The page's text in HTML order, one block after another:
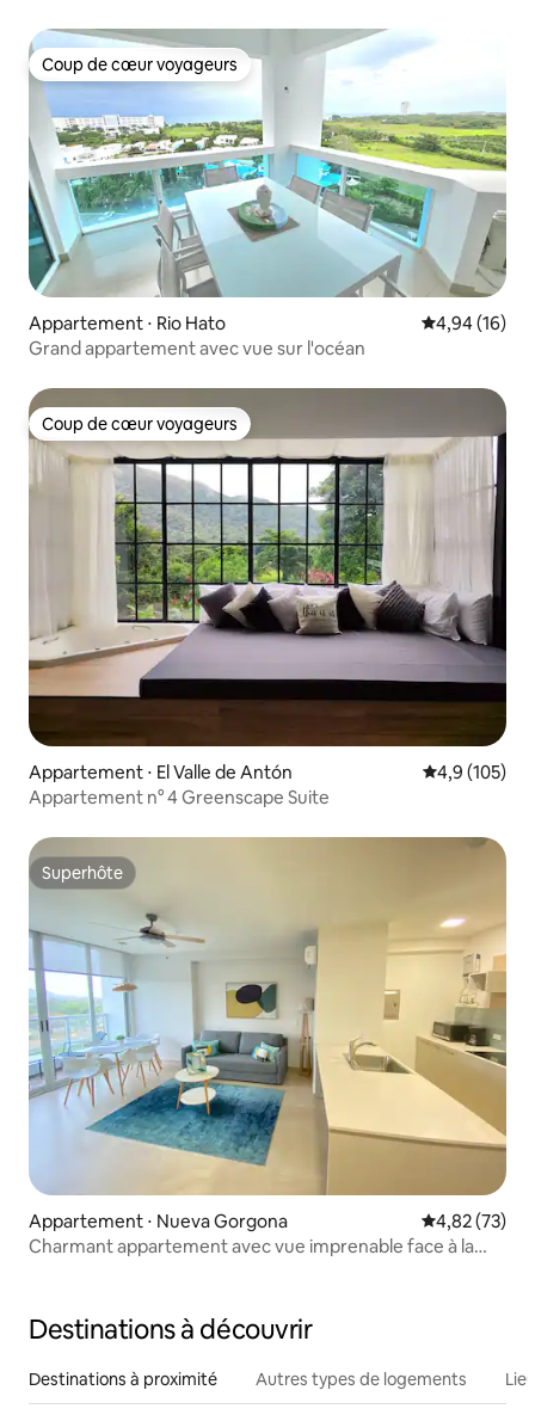
Coup de cœur voyageurs
Coup de cœur voyageurs
Appartement ⋅ Rio Hato Évaluation
4,94 (16)
Grand appartement avec vue sur l'océan
Coup de cœur voyageurs
Coup de cœur voyageurs
Appartement ⋅ El Valle de Antón Évaluation
4,9 (105)
Appartement n° 4 Greenscape Suite
Superhôte
Superhôte
Appartement ⋅ Nueva Gorgona Évaluation
4,82 (73)
Charmant appartement avec vue imprenable face à la
Destinations à découvrir
Destinations à proximité Autres types de logements